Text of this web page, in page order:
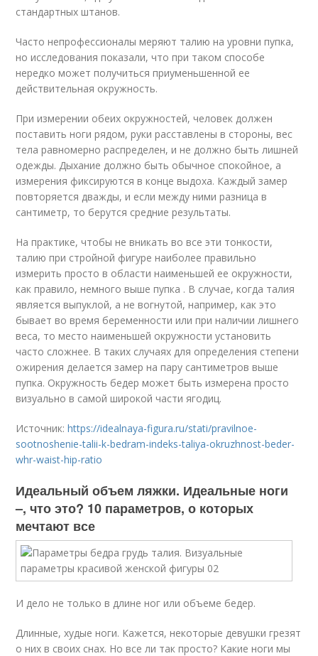
стандартных штанов.
Часто непрофессионалы меряют талию на уровни пупка,
но исследования показали, что при таком способе
нередко может получиться приуменьшенной ее
действительная окружность.
При измерении обеих окружностей, человек должен
поставить ноги рядом, руки расставлены в стороны, вес
тела равномерно распределен, и не должно быть лишней
одежды. Дыхание должно быть обычное спокойное, а
измерения фиксируются в конце выдоха. Каждый замер
повторяется дважды, и если между ними разница в
сантиметр, то берутся средние результаты.
На практике, чтобы не вникать во все эти тонкости,
талию при стройной фигуре наиболее правильно
измерить просто в области наименьшей ее окружности,
как правило, немного выше пупка . В случае, когда талия
является выпуклой, а не вогнутой, например, как это
бывает во время беременности или при наличии лишнего
веса, то место наименьшей окружности установить
часто сложнее. В таких случаях для определения степени
ожирения делается замер на пару сантиметров выше
пупка. Окружность бедер может быть измерена просто
визуально в самой широкой части ягодиц.
Источник:https://idealnaya-figura.ru/stati/pravilnoe-
sootnoshenie-talii-k-bedram-indeks-taliya-okruzhnost-beder-
whr-waist-hip-ratio
Идеальный объем ляжки. Идеальные ноги
–, что это? 10 параметров, о которых
мечтают все
И дело не только в длине ног или объеме бедер.
Длинные, худые ноги. Кажется, некоторые девушки грезят
о них в своих снах. Но все ли так просто? Какие ноги мы